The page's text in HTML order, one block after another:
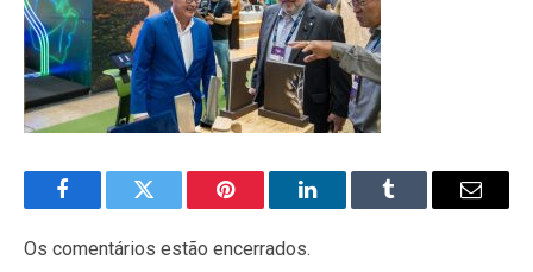
FacebookTwitter Pinterest LinkedInTumblr
E-
Os comentários estão encerrados.